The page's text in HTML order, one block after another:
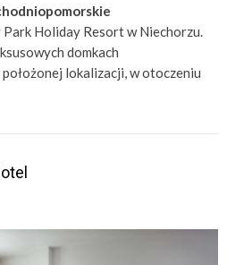
Holiday Resort w Niechorzu.
domkach
lokalizacji, w otoczeniu